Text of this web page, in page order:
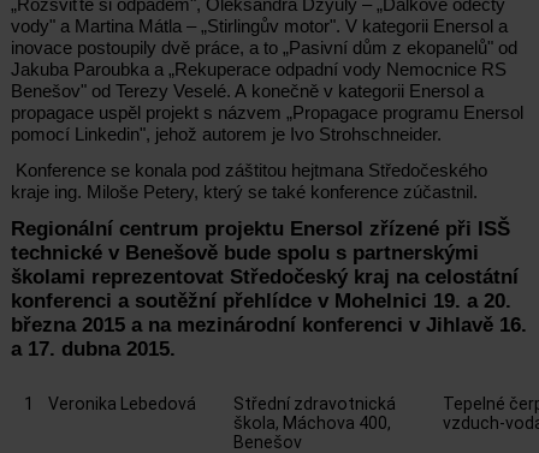
vody" a Martina Mátla – „Stirlingův motor". V kategorii Enersol a
inovace postoupily dvě práce, a to „Pasivní dům z ekopanelů" od
Jakuba Paroubka a „Rekuperace odpadní vody Nemocnice RS
Benešov" od Terezy Veselé. A konečně v kategorii Enersol a
propagace uspěl projekt s názvem „Propagace programu Enersol
pomocí Linkedin", jehož autorem je Ivo Strohschneider.
Konference se konala pod záštitou hejtmana Středočeského
kraje ing. Miloše Petery, který se také konference zúčastnil.
Regionální centrum projektu Enersol zřízené při ISŠ
technické v Benešově bude spolu s partnerskými
školami reprezentovat Středočeský kraj na celostátní
konferenci a soutěžní přehlídce v Mohelnici 19. a 20.
března 2015 a na mezinárodní konferenci v Jihlavě 16.
a 17. dubna 2015.
1 Veronika Lebedová
Střední zdravotnická
škola, Máchova 400,
Benešov
Tepelné
vzduch-